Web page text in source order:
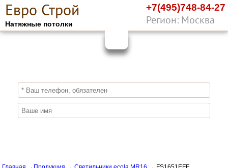
Евро Строй
Натяжные потолки
+7(495)748-84-27
Регион: Москва
ПОЛУЧИ СКИДКУ10%